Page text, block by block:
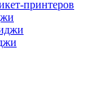
принтеров